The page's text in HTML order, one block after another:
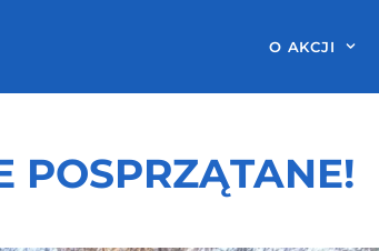
O AKCJI
POSPRZĄTANE!